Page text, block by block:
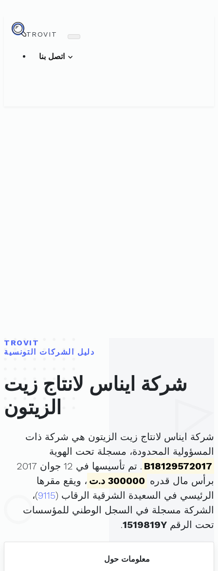
TROVIT
TROVIT
دليل الشركات التونسية
شركة ايناس لانتاج زيت
الزيتون
شركة ايناس لانتاج زيت الزيتون هي شركة ذات
المسؤولية المحدودة، مسجلة تحت الهوية
B18129572017
. تم تأسيسها في 12 جوان 2017
برأس مال قدره 300000 د.ت
، ويقع مقرها
الرئيسي في السعيدة الشرقية الرقاب (9115)،
الشركة مسجلة في السجل الوطني للمؤسسات
تحت الرقم 1519819Y
.
معلومات حول